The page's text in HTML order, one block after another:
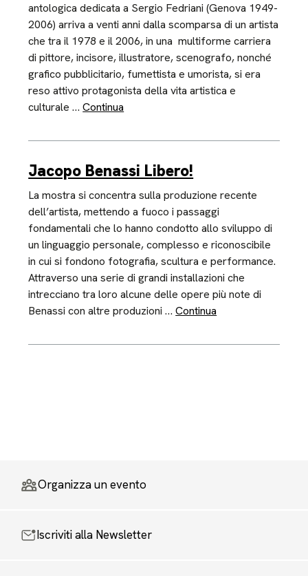
antologica dedicata a Sergio Fedriani (Genova 1949-
2006) arriva a venti anni dalla scomparsa di un artista
che tra il 1978 e il 2006, in una multiforme carriera
di pittore, incisore, illustratore, scenografo, nonché
grafico pubblicitario, fumettista e umorista, si era
reso attivo protagonista della vita artistica e
culturale …Continua
Jacopo Benassi Libero!
La mostra si concentra sulla produzione recente
dell’artista, mettendo a fuoco i passaggi
fondamentali che lo hanno condotto allo sviluppo di
un linguaggio personale, complesso e riconoscibile
in cui si fondono fotografia, scultura e performance.
Attraverso una serie di grandi installazioni che
intrecciano tra loro alcune delle opere più note di
Benassi con altre produzioni …Continua
Organizza un evento
Iscriviti alla Newsletter